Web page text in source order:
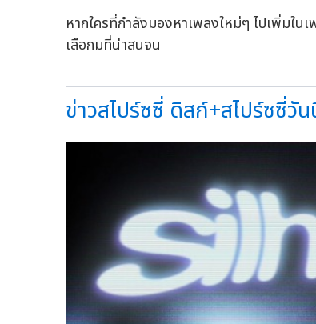
หากใครที่กำลังมองหาเพลงใหม่ๆ ไปเพิ่มใ
เลือกมที่น่าสนจน
ข่าวสไปร์ซซี่ ดิสก์+สไปร์ซซี่วั